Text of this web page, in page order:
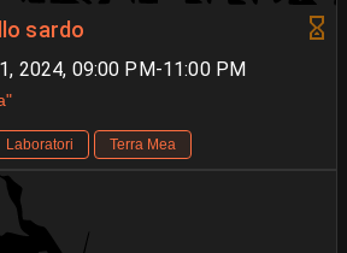
sardo
2024, 09:00 PM-11:00 PM
Laboratori Terra Mea